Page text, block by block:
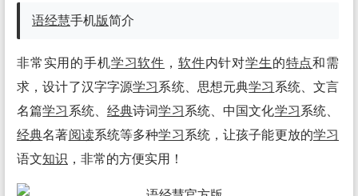
语经慧手机版简介
非常实用的手机学习软件 ， 软件内针对学生的特点和需
求，设计了汉字字源学习系统、思想元典学习 系统、文言
名篇学习 系统、 经典诗词学习系统、中国文化学习系统、
经典名著阅读系统等多种学习系统，让孩子能更放的学习
语文知识 ，非常的方便实用！